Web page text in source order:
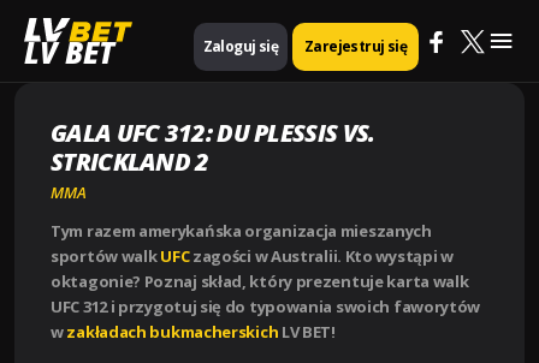
LV BET Zaloguj się Zarejestruj się
Strona główna GALA UFC 312: DU PLESSIS VS. STRICKLAND 2
GALA UFC 312: DU PLESSIS VS.
STRICKLAND 2
MMA
Tym razem amerykańska organizacja mieszanych
sportów walkUFCzagości w Australii. Kto wystąpi w
oktagonie? Poznaj skład, który prezentuje karta walk
UFC 312 i przygotuj się do typowania swoich faworytów
wzakładach bukmacherskich LV BET!